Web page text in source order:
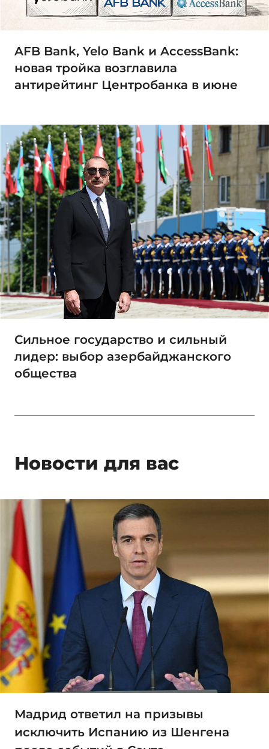
AFB Bank, Yelo Bank и AccessBank:
новая тройка возглавила
антирейтинг Центробанка в июне
Сильное государство и сильный
лидер: выбор азербайджанского
общества
Новости для вас
Мадрид ответил на призывы
исключить Испанию из Шенгена